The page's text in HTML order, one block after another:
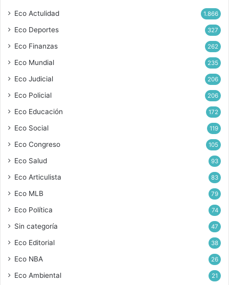
Eco Actulidad 1.866
Eco Deportes 327
Eco Finanzas 262
Eco Mundial 235
Eco Judicial 206
Eco Policial 206
Eco Educación 172
Eco Social 119
Eco Congreso 105
Eco Salud 93
Eco Articulista 83
Eco MLB 79
Eco Política 74
Sin categoría 47
Eco Editorial 38
Eco NBA 26
Eco Ambiental 21